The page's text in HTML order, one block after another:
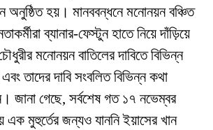
অনুষ্ঠিত হয়। মানববন্ধনে মনোনয়ন বঞ্চিত
ব্যানার-ফেস্টুন হাতে নিয়ে দাঁড়িয়ে
মনোনয়ন বাতিলের দাবিতে বিভিন্ন
তাদের দাবি সংবলিত বিভিন্ন কথা
জানা গেছে, সর্বশেষ গত ১৭ নভেম্বর
এক মুহুর্তের জন্যও যাননি ইয়াসের খান